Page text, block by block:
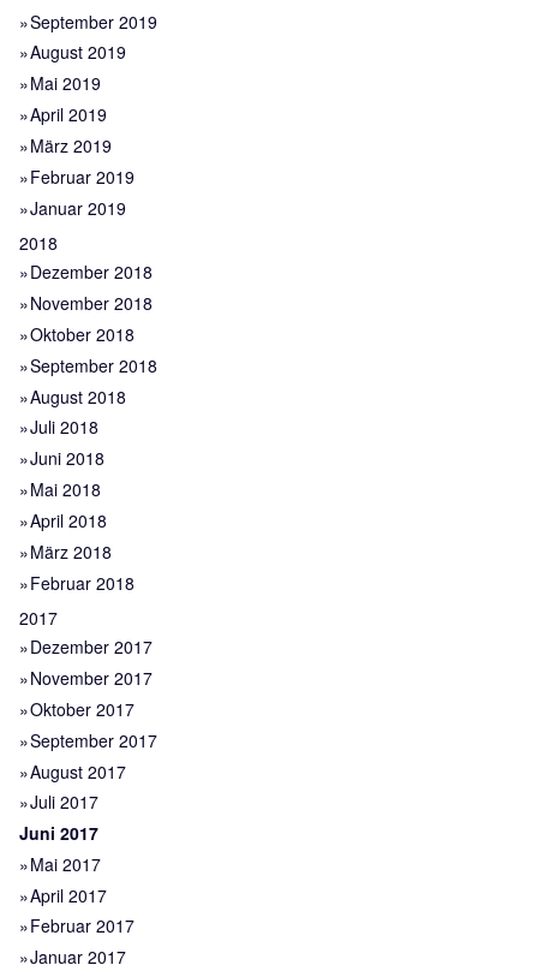
September 2019
August 2019
Mai 2019
April 2019
März 2019
Februar 2019
Januar 2019
2018
Dezember 2018
November 2018
Oktober 2018
September 2018
August 2018
Juli 2018
Juni 2018
Mai 2018
April 2018
März 2018
Februar 2018
2017
Dezember 2017
November 2017
Oktober 2017
September 2017
August 2017
Juli 2017
Juni 2017
Mai 2017
April 2017
Februar 2017
Januar 2017